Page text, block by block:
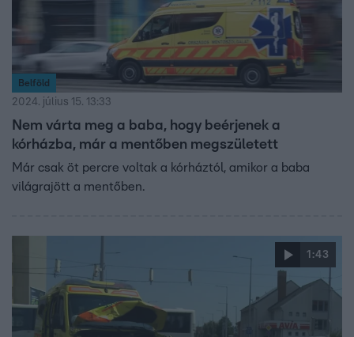
Belföld
2024. július 15. 13:33
Nem várta meg a baba, hogy beérjenek a
kórházba, már a mentőben megszületett
Már csak öt percre voltak a kórháztól, amikor a baba
világrajött a mentőben.
1:43